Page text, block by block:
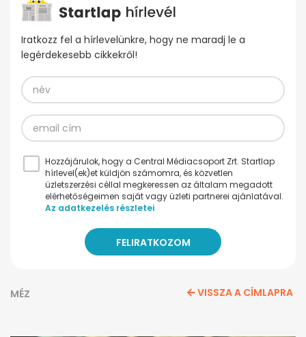
Iratkozz fel a hírlevelünkre, hogy ne maradj le a
legérdekesebb cikkekről!
Hozzájárulok, hogy a Central Médiacsoport Zrt. Startlap
hírlevel(ek)et küldjön számomra, és közvetlen
üzletszerzési céllal megkeressen az általam megadott
elérhetőségeimen saját vagy üzleti partnerei ajánlatával.
Az adatkezelés részletei
MÉZ VISSZA A CÍMLAPRA